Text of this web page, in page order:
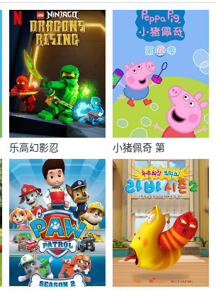
乐高幻影忍
者：神龙崛起
小猪佩奇 第
四季